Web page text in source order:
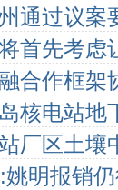
些信息？
是什么？
高？（一）
准
机构
入SCI
通过议案
首先考虑
合作框架
核电站地
厂区土壤
姚明报销